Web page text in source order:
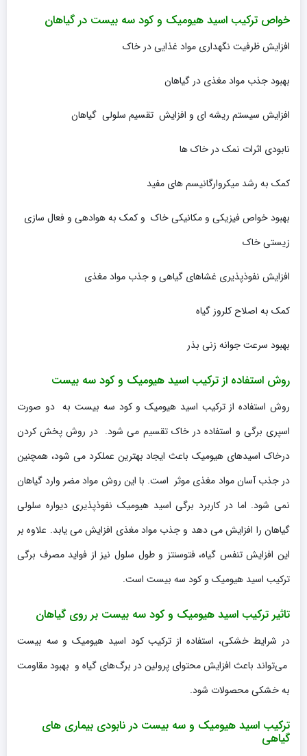
خواص ترکیب اسید هیومیک و کود سه بیست در گیاهان
افزایش ظرفیت نگهداری مواد غذایی در خاک
بهبود جذب مواد مغذی در گیاهان
افزایش سیستم ریشه ای و افزایش تقسیم سلولی گیاهان
نابودی اثرات نمک در خاک ها
کمک به رشد میکروارگانیسم های مفید
بهبود خواص فیزیکی و مکانیکی خاک و کمک به هوادهی و فعال سازی
زیستی خاک
افزایش نفوذپذیری غشاهای گیاهی و جذب مواد مغذی
کمک به اصلاح کلروز گیاه
بهبود سرعت جوانه زنی بذر
روش استفاده از ترکیب اسید هیومیک و کود سه بیست
روش استفاده از ترکیب اسید هیومیک و کود سه بیست به دو صورت
اسپری برگی و استفاده در خاک تقسیم می شود. در روش پخش کردن
درخاک اسیدهای هیومیک باعث ایجاد بهترین عملکرد می شود، همچنین
در جذب آسان مواد مغذی موثر است. با این روش مواد مضر وارد گیاهان
نمی شود. اما در کاربرد برگی اسید هیومیک نفوذپذیری دیواره سلولی
گیاهان را افزایش می دهد و جذب مواد مغذی افزایش می یابد. علاوه بر
این افزایش تنفس گیاه، فتوسنتز و طول سلول نیز از فواید مصرف برگی
ترکیب اسید هیومیک و کود سه بیست است.
تاثیر ترکیب اسید هیومیک و کود سه بیست بر روی گیاهان
در شرایط خشکی، استفاده از ترکیب کود اسید هیومیک و سه بیست
می‌تواند باعث افزایش محتوای پرولین در برگ‌های گیاه و بهبود مقاومت
به خشکی محصولات شود.
ترکیب اسید هیومیک و سه بیست در نابودی بیماری های
گیاهی